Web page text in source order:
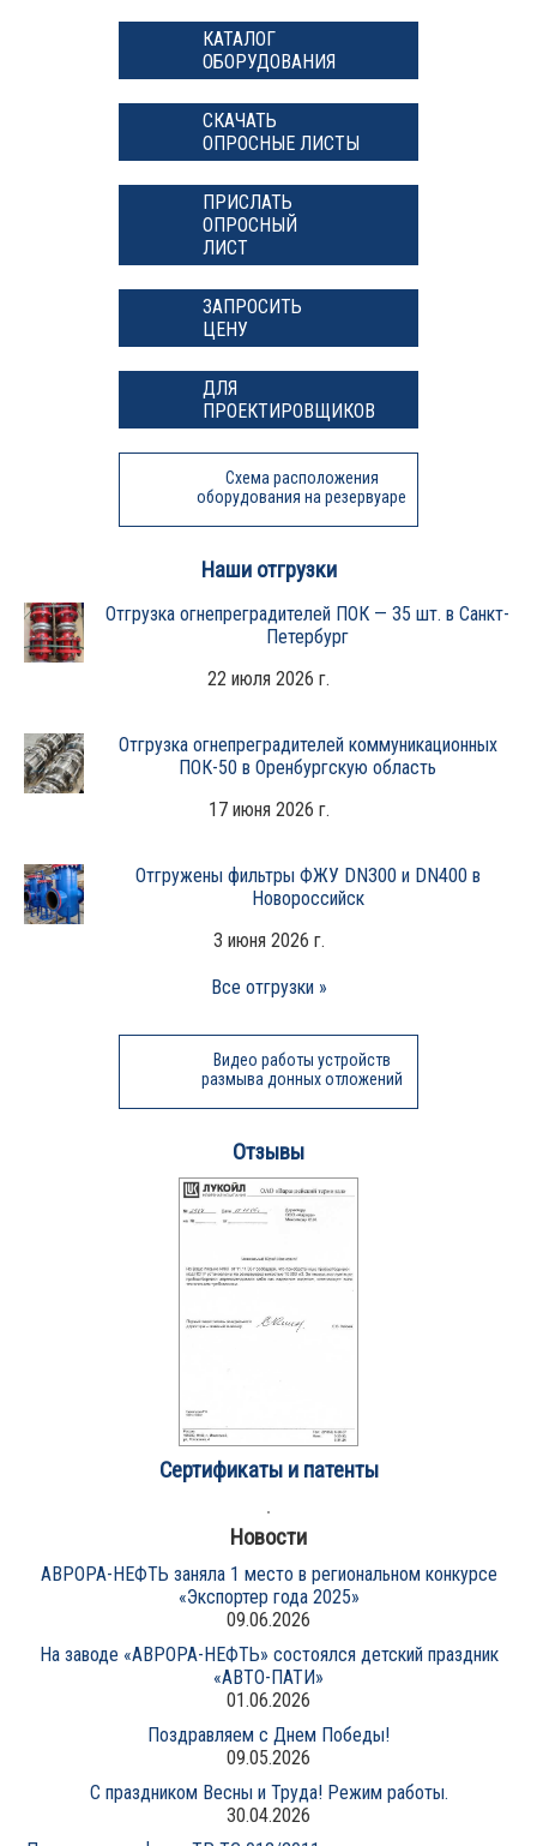
КАТАЛОГ
ОБОРУДОВАНИЯ
СКАЧАТЬ
ОПРОСНЫЕ ЛИСТЫ
ПРИСЛАТЬ
ОПРОСНЫЙ
ЛИСТ
ЗАПРОСИТЬ
ЦЕНУ
ДЛЯ
ПРОЕКТИРОВЩИКОВ
Схема расположения
оборудования на резервуаре
Наши отгрузки
Отгрузка огнепреградителей ПОК — 35 шт. в Санкт-
Петербург
22 июля 2026 г.
Отгрузка огнепреградителей коммуникационных
ПОК-50 в Оренбургскую область
17 июня 2026 г.
Отгружены фильтры ФЖУ DN300 и DN400 в
Новороссийск
3 июня 2026 г.
Все отгрузки »
Видео работы устройств
размыва донных отложений
Отзывы
Сертификаты и патенты
Новости
АВРОРА-НЕФТЬ заняла 1 место в региональном конкурсе
«Экспортер года 2025»
09.06.2026
На заводе «АВРОРА-НЕФТЬ» состоялся детский праздник
«АВТО-ПАТИ»
01.06.2026
Поздравляем с Днем Победы!
09.05.2026
С праздником Весны и Труда! Режим работы.
30.04.2026